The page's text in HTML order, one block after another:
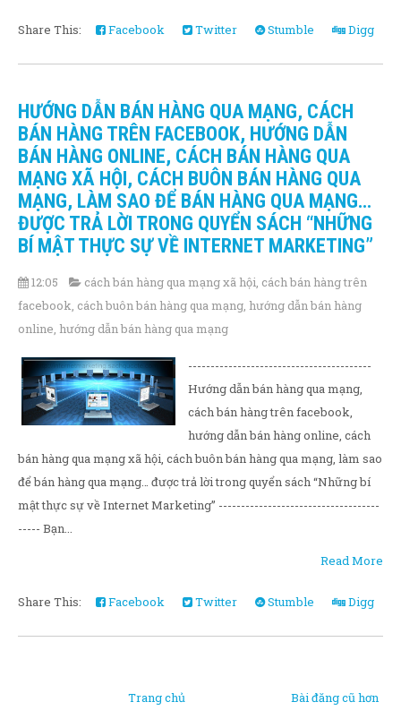
Share This: Facebook Twitter Stumble Digg
HƯỚNG DẪN BÁN HÀNG QUA MẠNG, CÁCH
BÁN HÀNG TRÊN FACEBOOK, HƯỚNG DẪN
BÁN HÀNG ONLINE, CÁCH BÁN HÀNG QUA
MẠNG XÃ HỘI, CÁCH BUÔN BÁN HÀNG QUA
MẠNG, LÀM SAO ĐỂ BÁN HÀNG QUA MẠNG…
ĐƯỢC TRẢ LỜI TRONG QUYỂN SÁCH “NHỮNG
BÍ MẬT THỰC SỰ VỀ INTERNET MARKETING”
12:05 cách bán hàng qua mạng xã hội cách bán hàng trên
facebook cách buôn bán hàng qua mạng hướng dẫn bán hàng
online hướng dẫn bán hàng qua mạng
-----------------------------------------
Hướng dẫn bán hàng qua mạng,
cách bán hàng trên facebook,
hướng dẫn bán hàng online, cách
bán hàng qua mạng xã hội, cách buôn bán hàng qua mạng, làm sao
để bán hàng qua mạng… được trả lời trong quyển sách “Những bí
mật thực sự về Internet Marketing” ------------------------------------
----- Bạn...
Read More
Share This: Facebook Twitter Stumble Digg
Bài đăng cũ hơn
Trang chủ